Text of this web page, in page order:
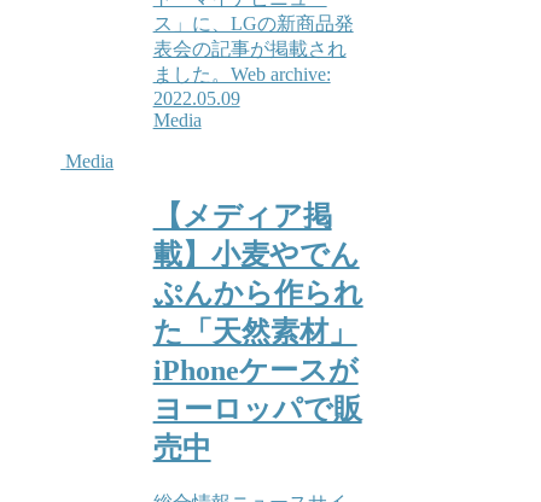
ス」に、LGの新商品発
表会の記事が掲載され
ました。Web archive:
2022.05.09
Media
Media
【メディア掲
載】小麦やでん
ぷんから作られ
た「天然素材」
iPhoneケースが
ヨーロッパで販
売中